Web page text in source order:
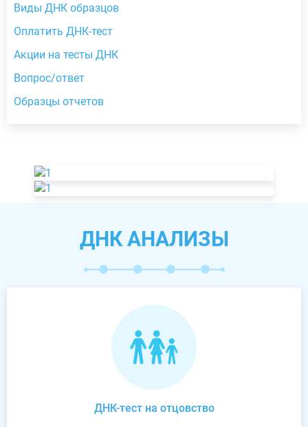
Виды ДНК образцов
Оплатить ДНК-тест
Акции на тесты ДНК
Вопрос/ответ
Образцы отчетов
ДНК АНАЛИЗЫ
ДНК-тест на отцовство